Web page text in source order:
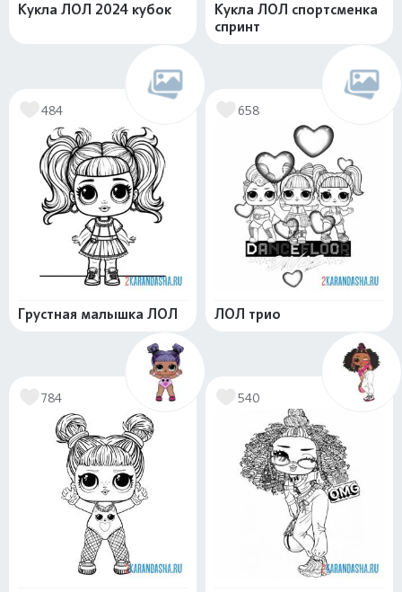
Кукла ЛОЛ 2024 кубок
Кукла ЛОЛ спортсменка
спринт
484
Грустная малышка ЛОЛ
658
ЛОЛ трио
784 540